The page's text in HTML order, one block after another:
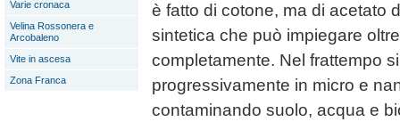
Varie cronaca
Velina Rossonera e
Arcobaleno
Vite in ascesa
Zona Franca
è fatto di cotone, ma di acetato
sintetica che può impiegare
completamente. Nel frattempo
progressivamente in micro e
contaminando suolo, acqua e